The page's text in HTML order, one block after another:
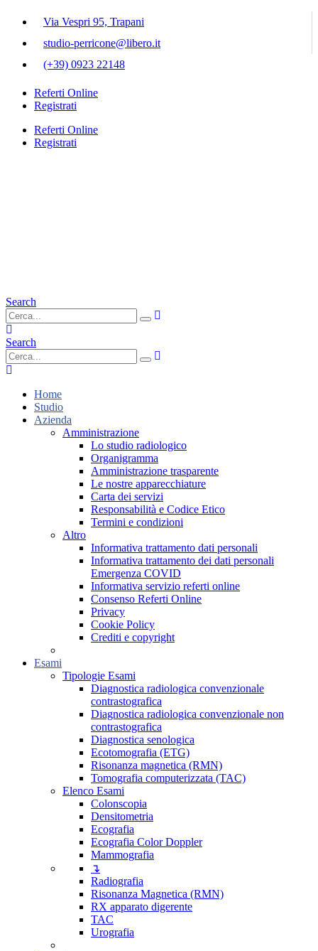
Via Vespri 95, Trapani
studio-perricone@libero.it
(+39) 0923 22148
Referti Online
Registrati
Referti Online
Registrati
Search
Search
Home
Studio
Azienda
Amministrazione
Lo studio radiologico
Organigramma
Amministrazione trasparente
Le nostre apparecchiature
Carta dei servizi
Responsabilità e Codice Etico
Termini e condizioni
Altro
Informativa trattamento dati personali
Informativa trattamento dei dati personali
Emergenza COVID
Informativa servizio referti online
Consenso Referti Online
Privacy
Cookie Policy
Crediti e copyright
Esami
Tipologie Esami
Diagnostica radiologica convenzionale
contrastografica
Diagnostica radiologica convenzionale non
contrastografica
Diagnostica senologica
Ecotomografia (ETG)
Risonanza magnetica (RMN)
Tomografia computerizzata (TAC)
Elenco Esami
Colonscopia
Densitometria
Ecografia
Ecografia Color Doppler
Mammografia
↴
Radiografia
Risonanza Magnetica (RMN)
RX apparato digerente
TAC
Urografia